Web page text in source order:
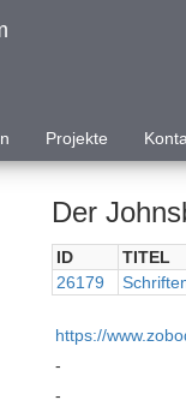
Projekte
Der
ID TITEL
26179
https://
-
-